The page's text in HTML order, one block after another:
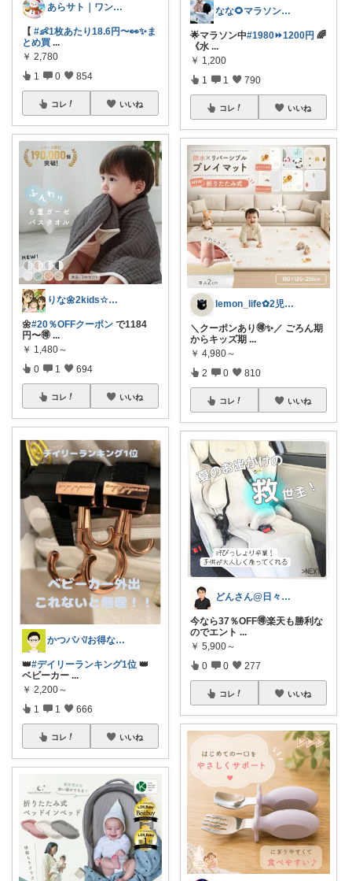
あらサト｜ワンオペ4児ママ👶
【 #👶1枚あたり18.6円〜👀✨ま
とめ買 ...
￥ 2,780
1 0 854
コレ いいね
りな🌼2kids☆毎日をちょっと快適に
🌼#20％OFFクーポン で1184
円〜🉐 ...
￥ 1,480～
0 1 694
コレ いいね
かつパパ/お得な子供服、育児商品の紹介✨
👑#デイリーランキング1位 👑
ベビーカー ...
￥ 2,200～
1 1 666
コレ いいね
なな🌻マラソンまとめコレ作成中✨️
🌟マラソン中#1980⏩1200円 🌈
《水 ...
￥ 1,200
1 1 790
コレ いいね
lemon_life✿2児ママ
＼クーポンあり🉐✨／ ごろん期
からキッズ期 ...
￥ 4,980～
2 0 810
コレ いいね
どんさん@日々の生活に彩りを
今なら37％OFF🉐楽天も勝利な
のでエント ...
￥ 5,900～
0 0 277
コレ いいね